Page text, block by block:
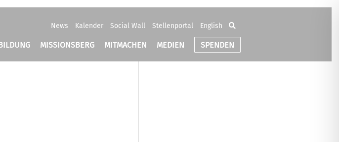
News Kalender Social Wall Stellenportal English
MISSIONSBERG MITMACHEN MEDIEN SPENDEN